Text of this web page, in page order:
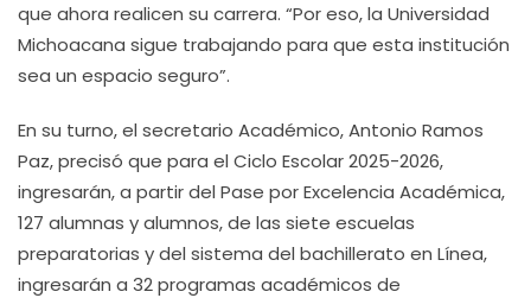
que ahora realicen su carrera. “Por eso, la Universidad
Michoacana sigue trabajando para que esta institución
sea un espacio seguro”.
En su turno, el secretario Académico, Antonio Ramos
Paz, precisó que para el Ciclo Escolar 2025-2026,
ingresarán, a partir del Pase por Excelencia Académica,
127 alumnas y alumnos, de las siete escuelas
preparatorias y del sistema del bachillerato en Línea,
ingresarán a 32 programas académicos de